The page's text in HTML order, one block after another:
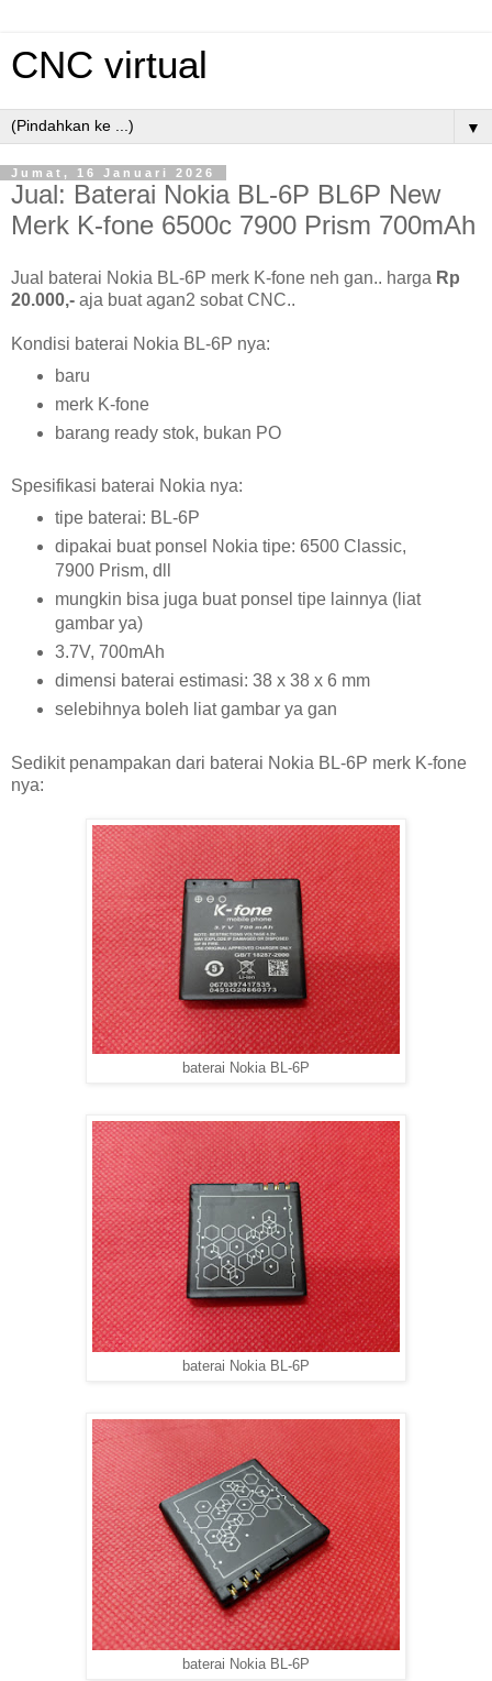
CNC virtual
▼
Jumat, 16 Januari 2026
Jual: Baterai Nokia BL-6P BL6P New
Merk K-fone 6500c 7900 Prism 700mAh
Jual baterai Nokia BL-6P merk K-fone neh gan.. harga Rp
20.000,- aja buat agan2 sobat CNC..
Kondisi baterai Nokia BL-6P nya:
baru
merk K-fone
barang ready stok, bukan PO
Spesifikasi baterai Nokia nya:
tipe baterai: BL-6P
dipakai buat ponsel Nokia tipe: 6500 Classic,
7900 Prism, dll
mungkin bisa juga buat ponsel tipe lainnya (liat
gambar ya)
3.7V, 700mAh
dimensi baterai estimasi: 38 x 38 x 6 mm
selebihnya boleh liat gambar ya gan
Sedikit penampakan dari baterai Nokia BL-6P merk K-fone
nya:
baterai Nokia BL-6P
baterai Nokia BL-6P
baterai Nokia BL-6P